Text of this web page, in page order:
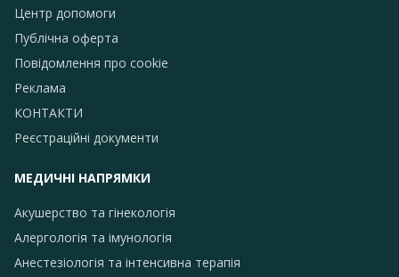
Центр допомоги
Публічна оферта
Повідомлення про сookie
Реклама
КОНТАКТИ
Реєстраційні документи
МЕДИЧНІ НАПРЯМКИ
Акушерство та гінекологія
Алергологія та імунологія
Анестезіологія та інтенсивна терапія